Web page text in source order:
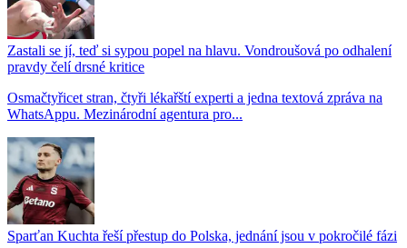
Zastali se jí, teď si sypou popel na hlavu. Vondroušová po odhalení
pravdy čelí drsné kritice
Osmačtyřicet stran, čtyři lékařští experti a jedna textová zpráva na
WhatsAppu. Mezinárodní agentura pro...
Sparťan Kuchta řeší přestup do Polska, jednání jsou v pokročilé fázi